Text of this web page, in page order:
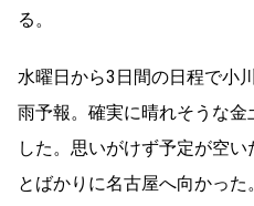
る。
水曜日から3日間の日程で小
雨予報。確実に晴れそうな
した。思いがけず予定が空
とばかりに名古屋へ向かっ